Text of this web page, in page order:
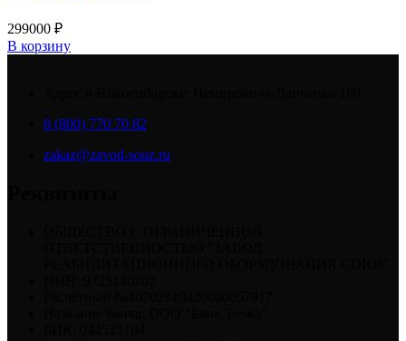
299000 ₽
В корзину
8 (800) 770 70 82
zakaz@zavod-souz.ru